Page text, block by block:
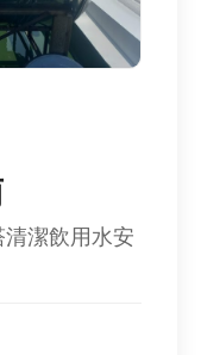
潔飲用水安